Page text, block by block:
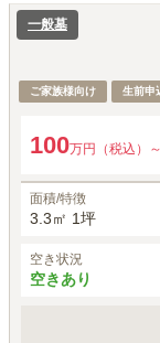
一般墓
ご家族様向け 生前申
100万円（税込）～
面積/特徴
3.3㎡ 1坪
空き状況
空きあり